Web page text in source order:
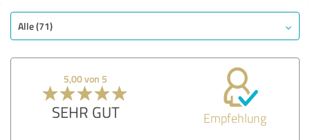
Alle (71)
5,00 von 5
SEHR GUT Empfehlung